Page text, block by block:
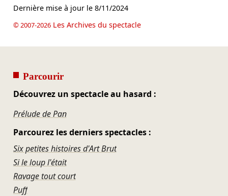
Dernière mise à jour le 8/11/2024
© 2007-2026Les Archives du spectacle
Parcourir
Découvrez un spectacle au hasard :
Prélude de Pan
Parcourez les derniers spectacles :
Six petites histoires d'Art Brut
Si le loup l'était
Ravage tout court
Puff